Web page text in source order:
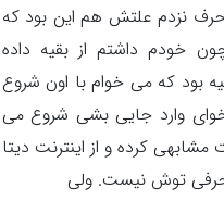
نزدم علتش هم این بود که
خودم داشتم از بقیه داده
بود که می خوام با اون شروع
وارد جایی بشی شروع می
کرده و از اینترنت دیتا
حرفی توش نیست. ولی